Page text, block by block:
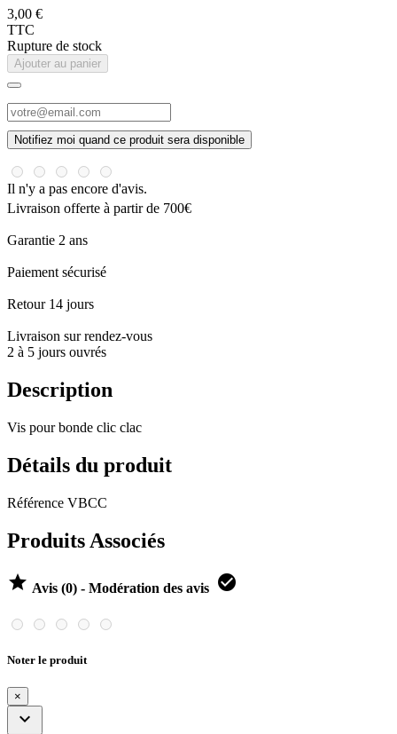
3,00 €
TTC
Rupture de stock
Ajouter au panier
Notifiez moi quand ce produit sera disponible
Il n'y a pas encore d'avis.
Livraison offerte à partir de 700€
Garantie 2 ans
Paiement sécurisé
Retour 14 jours
Livraison sur rendez-vous
2 à 5 jours ouvrés
Description
Vis pour bonde clic clac
Détails du produit
Référence VBCC
Produits Associés
 Avis (0) - Modération des avis 
Noter le produit
×
